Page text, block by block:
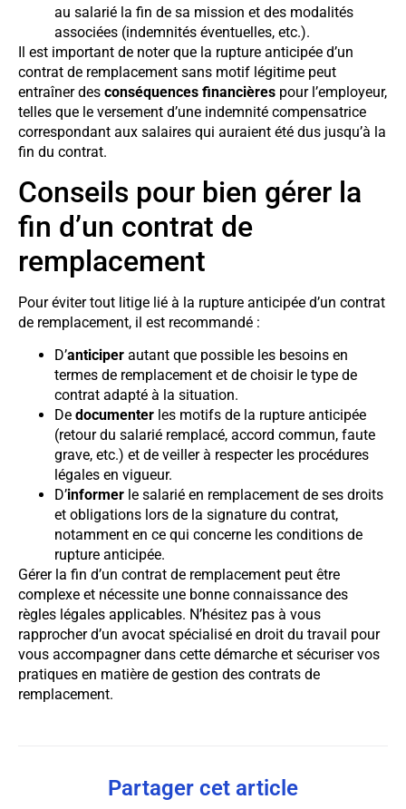
au salarié la fin de sa mission et des modalités
associées (indemnités éventuelles, etc.).
Il est important de noter que la rupture anticipée d’un
contrat de remplacement sans motif légitime peut
entraîner des conséquences financières pour l’employeur,
telles que le versement d’une indemnité compensatrice
correspondant aux salaires qui auraient été dus jusqu’à la
fin du contrat.
Conseils pour bien gérer la
fin d’un contrat de
remplacement
Pour éviter tout litige lié à la rupture anticipée d’un contrat
de remplacement, il est recommandé :
D’anticiper autant que possible les besoins en
termes de remplacement et de choisir le type de
contrat adapté à la situation.
De documenter les motifs de la rupture anticipée
(retour du salarié remplacé, accord commun, faute
grave, etc.) et de veiller à respecter les procédures
légales en vigueur.
D’informer le salarié en remplacement de ses droits
et obligations lors de la signature du contrat,
notamment en ce qui concerne les conditions de
rupture anticipée.
Gérer la fin d’un contrat de remplacement peut être
complexe et nécessite une bonne connaissance des
règles légales applicables. N’hésitez pas à vous
rapprocher d’un avocat spécialisé en droit du travail pour
vous accompagner dans cette démarche et sécuriser vos
pratiques en matière de gestion des contrats de
remplacement.
Partager cet article